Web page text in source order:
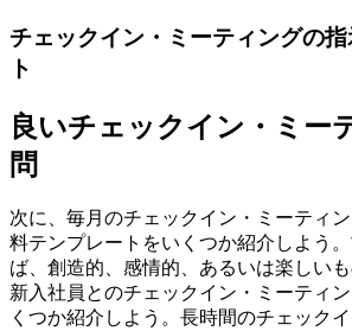
チェックイン・ミーティングの
ト
良いチェックイン・ミー
問
次に、毎月のチェックイン・ミーティ
料テンプレートをいくつか紹介しよう
ば、創造的、感情的、あるいは楽しいも
新入社員とのチェックイン・ミーティ
くつか紹介しよう。長時間のチェック